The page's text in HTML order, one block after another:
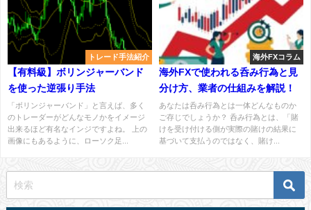
トレード手法紹介
【有料級】ボリンジャーバンド
を使った逆張り手法
「ボリンジャーバンド」と言えば、多く
のトレーダーがどんなモノかをイメージ
出来るほど有名なインジですよね。 上の
画像にもあるように、ローソク足...
海外FXコラム
海外FXで使われる呑み行為と見
分け方、業者の仕組みを解説！
あなたは呑み行為とは一体どんなものか
ご存じでしょうか？ 呑み行為とは、「賭
けを受け付ける側が実際の賭けの結果に
基づいて支払うのではなく、賭け...